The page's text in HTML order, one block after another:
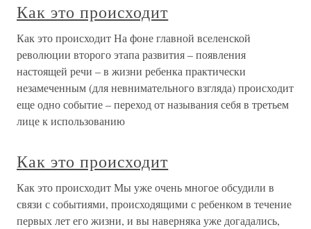
Как это происходит
Как это происходит На фоне главной вселенской
революции второго этапа развития – появления
настоящей речи – в жизни ребенка практически
незамеченным (для невнимательного взгляда) происходит
еще одно событие – переход от называния себя в третьем
лице к использованию
Как это происходит
Как это происходит Мы уже очень многое обсудили в
связи с событиями, происходящими с ребенком в течение
первых лет его жизни, и вы наверняка уже догадались,